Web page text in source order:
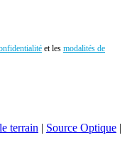
et les modalités de
terrain | Source Optique |